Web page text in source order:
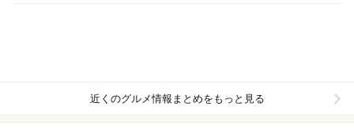
近くのグルメ情報まとめをもっと見る